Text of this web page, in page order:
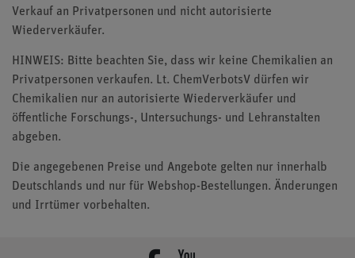
Verkauf an Privatpersonen und nicht autorisierte
Wiederverkäufer.
HINWEIS: Bitte beachten Sie, dass wir keine Chemikalien an
Privatpersonen verkaufen. Lt. ChemVerbotsV dürfen wir
Chemikalien nur an autorisierte Wiederverkäufer und
öffentliche Forschungs-, Untersuchungs- und Lehranstalten
abgeben.
Die angegebenen Preise und Angebote gelten nur innerhalb
Deutschlands und nur für Webshop-Bestellungen. Änderungen
und Irrtümer vorbehalten.